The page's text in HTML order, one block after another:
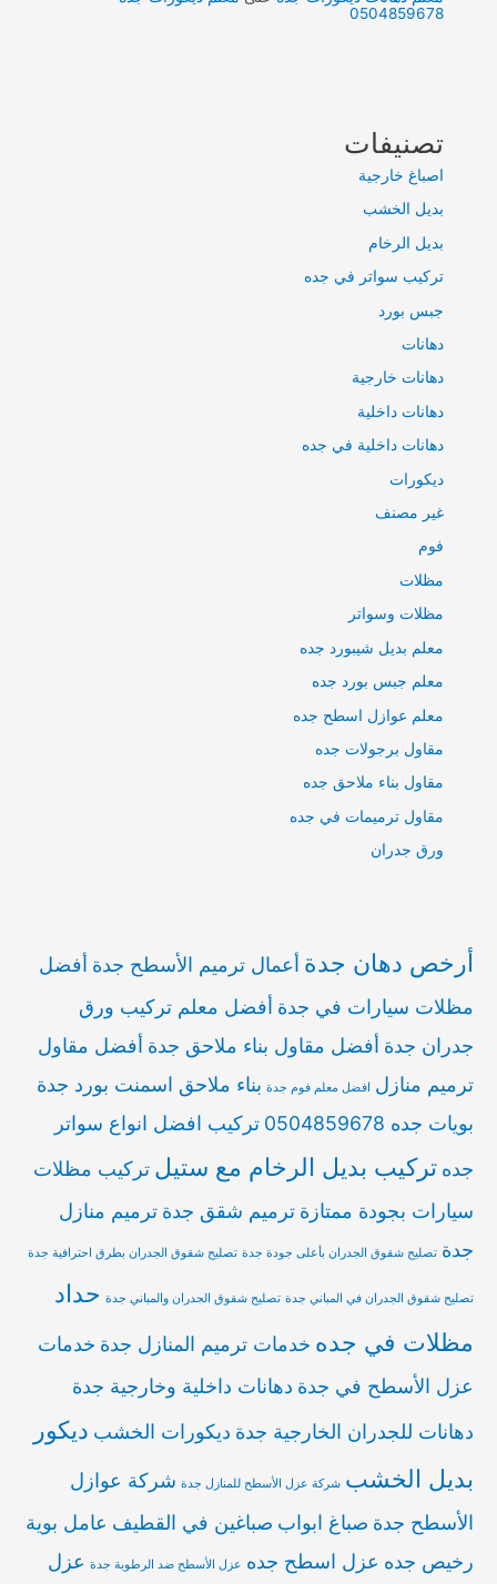
0504859678
تصنيفات
اصباغ خارجية
بديل الخشب
بديل الرخام
تركيب سواتر في جده
جبس بورد
دهانات
دهانات خارجية
دهانات داخلية
دهانات داخلية في جده
ديكورات
غير مصنف
فوم
مظلات
مظلات وسواتر
معلم بديل شيبورد جده
معلم جبس بورد جده
معلم عوازل اسطح جده
مقاول برجولات جده
مقاول بناء ملاحق جده
مقاول ترميمات في جده
ورق جدران
أرخص دهان جدة أعمال ترميم الأسطح جدة أفضل
مظلات سيارات في جدة أفضل معلم تركيب ورق
جدران جدة أفضل مقاول بناء ملاحق جدة أفضل مقاول
ترميم منازل افضل معلم فوم جدة بناء ملاحق اسمنت بورد جدة
بويات جده 0504859678
تركيب افضل انواع سواتر
جده تركيب بديل الرخام مع ستيل تركيب مظلات
سيارات بجودة ممتازة ترميم شقق جدة ترميم منازل
جدة تصليح شقوق الجدران بأعلى جودة جدة تصليح شقوق الجدران بطرق احترافية جدة
تصليح شقوق الجدران في المباني جدة تصليح شقوق الجدران والمباني جدة حداد
مظلات في جده خدمات ترميم المنازل جدة خدمات
عزل الأسطح في جدة دهانات داخلية وخارجية جدة
دهانات للجدران الخارجية جدة ديكورات الخشب ديكور
بديل الخشب شركة عزل الأسطح للمنازل جدة شركة عوازل
الأسطح جدة صباغ ابواب صباغين في القطيف عامل بوية
رخيص جده عزل اسطح جده عزل الأسطح ضد الرطوبة جدة عزل